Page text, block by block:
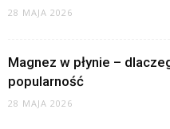
28 MAJA 2026
Magnez w płynie –
popularność
28 MAJA 2026